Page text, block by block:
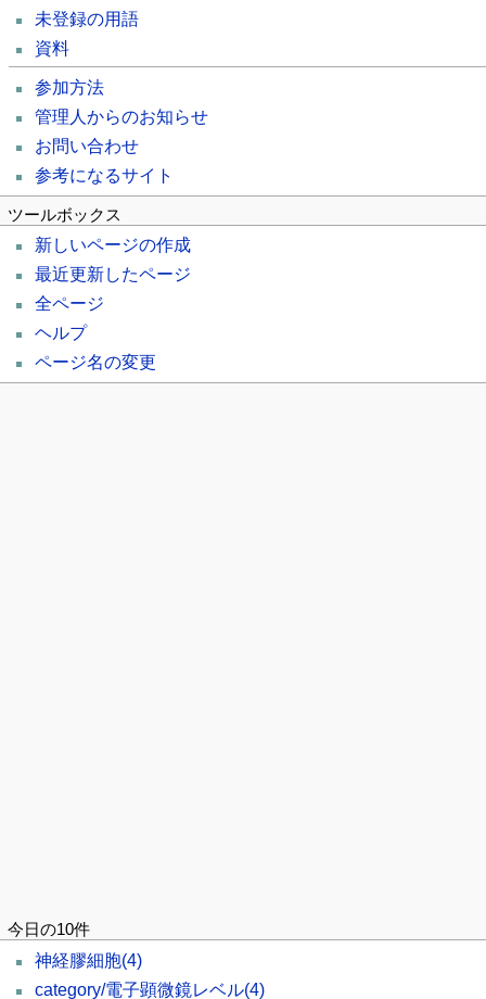
未登録の用語
資料
参加方法
管理人からのお知らせ
お問い合わせ
参考になるサイト
ツールボックス
新しいページの作成
最近更新したページ
全ページ
ヘルプ
ページ名の変更
今日の10件
神経膠細胞(4)
category/電子顕微鏡レベル(4)